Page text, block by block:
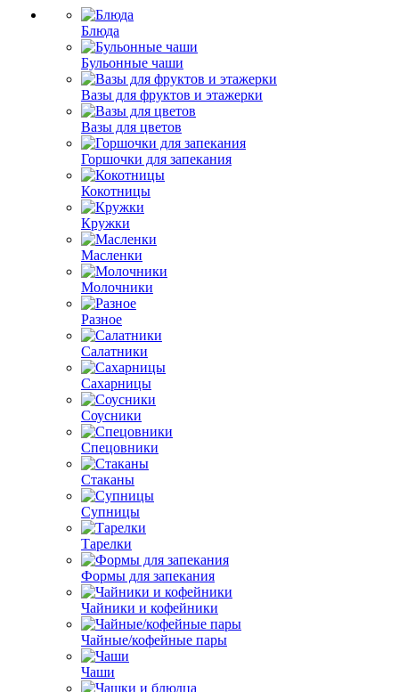
Блюда
Бульонные чаши
Вазы для фруктов и этажерки
Вазы для цветов
Горшочки для запекания
Кокотницы
Кружки
Масленки
Молочники
Разное
Салатники
Сахарницы
Соусники
Спецовники
Стаканы
Супницы
Тарелки
Формы для запекания
Чайники и кофейники
Чайные/кофейные пары
Чаши